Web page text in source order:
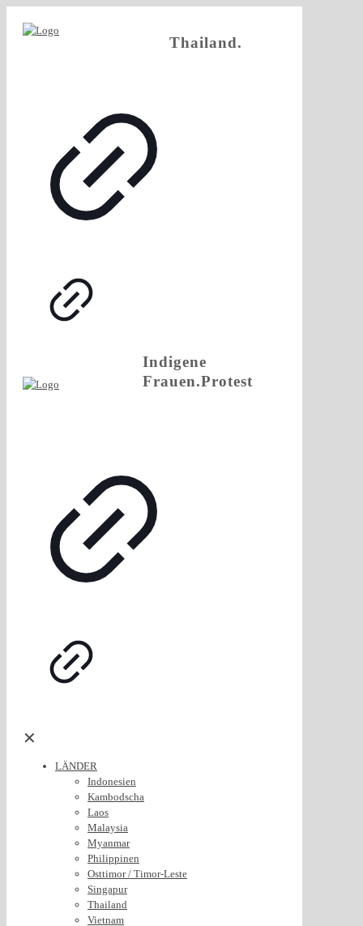
✕
LÄNDER
Indonesien
Kambodscha
Laos
Malaysia
Myanmar
Philippinen
Osttimor / Timor-Leste
Singapur
Thailand
Vietnam
Thailand.
Indigene
Frauen.Protest